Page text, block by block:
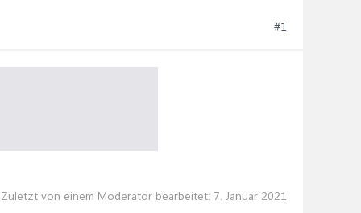
#1
Zuletzt von einem Moderator bearbeitet: 7. Januar 2021